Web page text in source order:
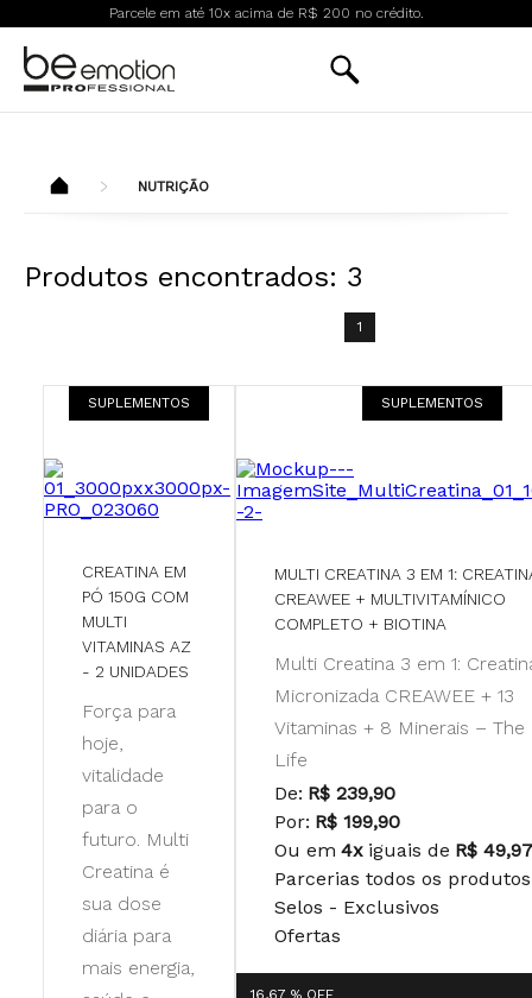
Parcele em até 10x acima de R$ 200 no crédito.
NUTRIÇÃO
Produtos encontrados: 3
1
SUPLEMENTOS
CREATINA EM
PÓ 150G COM
MULTI
VITAMINAS AZ
- 2 UNIDADES
Força para
hoje,
vitalidade
para o
futuro. Multi
Creatina é
sua dose
diária para
mais energia,
SUPLEMENTOS
MULTI CREATINA 3 EM 1:
CREAWEE + MULTIVITAMÍNICO
COMPLETO + BIOTINA
Multi Creatina 3 em 1:
Micronizada CREAWEE + 13
Vitaminas + 8 Minerais – The
Life
De: R$ 239,90
Por: R$ 199,90
Ou em 4x iguais de R$ 49,97
Parcerias todos os produtos
Selos - Exclusivos
Ofertas
16,67 % OFF